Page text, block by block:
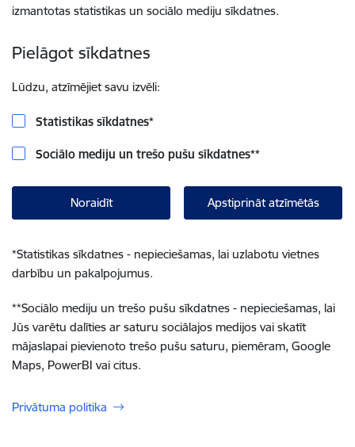
izmantotas statistikas un sociālo mediju sīkdatnes.
Pielāgot sīkdatnes
Lūdzu, atzīmējiet savu izvēli:
Statistikas sīkdatnes*
Sociālo mediju un trešo pušu sīkdatnes**
Noraidīt Apstiprināt atzīmētās
*Statistikas sīkdatnes - nepieciešamas, lai uzlabotu vietnes
darbību un pakalpojumus.
**Sociālo mediju un trešo pušu sīkdatnes - nepieciešamas, lai
Jūs varētu dalīties ar saturu sociālajos medijos vai skatīt
mājaslapai pievienoto trešo pušu saturu, piemēram, Google
Maps, PowerBI vai citus.
Privātuma politika